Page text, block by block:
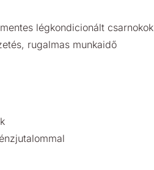
légkondicionált csarnokok
rugalmas munkaidő